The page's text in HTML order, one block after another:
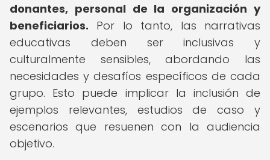
donantes, personal de la organización y
beneficiarios. Por lo tanto, las narrativas
educativas deben ser inclusivas y
culturalmente sensibles, abordando las
necesidades y desafíos específicos de cada
grupo. Esto puede implicar la inclusión de
ejemplos relevantes, estudios de caso y
escenarios que resuenen con la audiencia
objetivo.